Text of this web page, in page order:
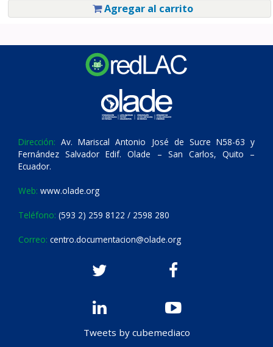
Agregar al carrito
Dirección: Av. Mariscal Antonio José de Sucre N58-63 y
Fernández Salvador Edif. Olade – San Carlos, Quito –
Ecuador.
Web: www.olade.org
Teléfono: (593 2) 259 8122 / 2598 280
Correo: centro.documentacion@olade.org
Tweets by cubemediaco